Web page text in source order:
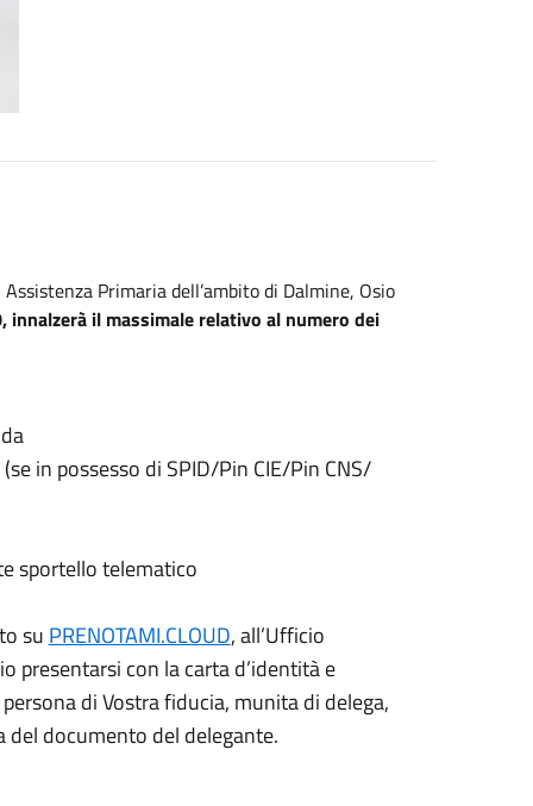
Primaria dell’ambito di Dalmine, Osio
innalzerà il massimale relativo al numero dei
(se in possesso di SPID/Pin CIE/Pin CNS/
sportello telematico
su PRENOTAMI.CLOUD, all’Ufficio
presentarsi con la carta d’identità e
di Vostra fiducia, munita di delega,
documento del delegante.